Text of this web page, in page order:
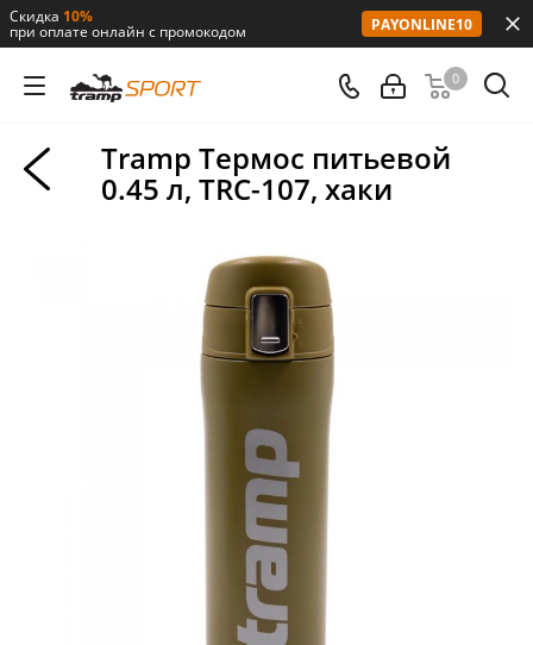
Скидка 10%
при оплате онлайн с промокодом PAYONLINE10
0
Tramp Термос питьевой
0.45 л, TRC-107, хаки